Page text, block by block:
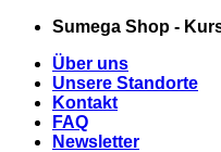
Zum
springen
Sumega Shop -
Über uns
Unsere Standorte
Kontakt
FAQ
Newsletter